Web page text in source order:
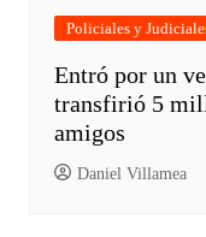
Policiales y
Entró por un
transfirió 5
amigos
Daniel Villamea